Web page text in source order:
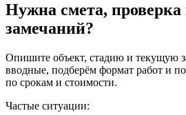
Нужна смета,
замечаний?
Опишите объект, стадию и текущую
вводные, подберём формат работ и
по срокам и стоимости.
Частые ситуации: